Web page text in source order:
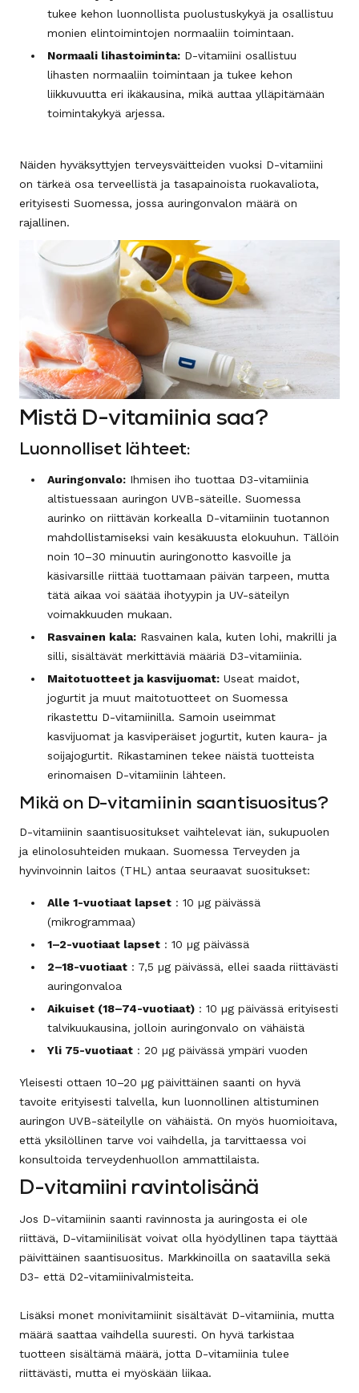
tukee kehon luonnollista puolustuskykyä ja osallistuu
monien elintoimintojen normaaliin toimintaan.
Normaali lihastoiminta:D-vitamiini osallistuu
lihasten normaaliin toimintaan ja tukee kehon
liikkuvuutta eri ikäkausina, mikä auttaa ylläpitämään
toimintakykyä arjessa.
Näiden hyväksyttyjen terveysväitteiden vuoksi D-vitamiini
on tärkeä osa terveellistä ja tasapainoista ruokavaliota,
erityisesti Suomessa, jossa auringonvalon määrä on
rajallinen.
Mistä D-vitamiinia saa?
Luonnolliset lähteet:
Auringonvalo:Ihmisen iho tuottaa D3-vitamiinia
altistuessaan auringon UVB-säteille. Suomessa
aurinko on riittävän korkealla D-vitamiinin tuotannon
mahdollistamiseksi vain kesäkuusta elokuuhun. Tällöin
noin 10–30 minuutin auringonotto kasvoille ja
käsivarsille riittää tuottamaan päivän tarpeen, mutta
tätä aikaa voi säätää ihotyypin ja UV-säteilyn
voimakkuuden mukaan.
Rasvainen kala:Rasvainen kala, kuten lohi, makrilli ja
silli, sisältävät merkittäviä määriä D3-vitamiinia.
Maitotuotteet ja kasvijuomat:Useat maidot,
jogurtit ja muut maitotuotteet on Suomessa
rikastettu D-vitamiinilla. Samoin useimmat
kasvijuomat ja kasviperäiset jogurtit, kuten kaura- ja
soijajogurtit. Rikastaminen tekee näistä tuotteista
erinomaisen D-vitamiinin lähteen.
Mikä on D-vitamiinin saantisuositus?
D-vitamiinin saantisuositukset vaihtelevat iän, sukupuolen
ja elinolosuhteiden mukaan. Suomessa Terveyden ja
hyvinvoinnin laitos (THL) antaa seuraavat suositukset:
Alle 1-vuotiaat lapset: 10 µg päivässä
(mikrogrammaa)
1–2-vuotiaat lapset: 10 µg päivässä
2–18-vuotiaat: 7,5 µg päivässä, ellei saada riittävästi
auringonvaloa
Aikuiset (18–74-vuotiaat): 10 µg päivässä erityisesti
talvikuukausina, jolloin auringonvalo on vähäistä
Yli 75-vuotiaat: 20 µg päivässä ympäri vuoden
Yleisesti ottaen 10–20 µg päivittäinen saanti on hyvä
tavoite erityisesti talvella, kun luonnollinen altistuminen
auringon UVB-säteilylle on vähäistä. On myös huomioitava,
että yksilöllinen tarve voi vaihdella, ja tarvittaessa voi
konsultoida terveydenhuollon ammattilaista.
D-vitamiini ravintolisänä
Jos D-vitamiinin saanti ravinnosta ja auringosta ei ole
riittävä, D-vitamiinilisät voivat olla hyödyllinen tapa täyttää
päivittäinen saantisuositus. Markkinoilla on saatavilla sekä
D3- että D2-vitamiinivalmisteita.
Lisäksi monet monivitamiinit sisältävät D-vitamiinia, mutta
määrä saattaa vaihdella suuresti. On hyvä tarkistaa
tuotteen sisältämä määrä, jotta D-vitamiinia tulee
riittävästi, mutta ei myöskään liikaa.